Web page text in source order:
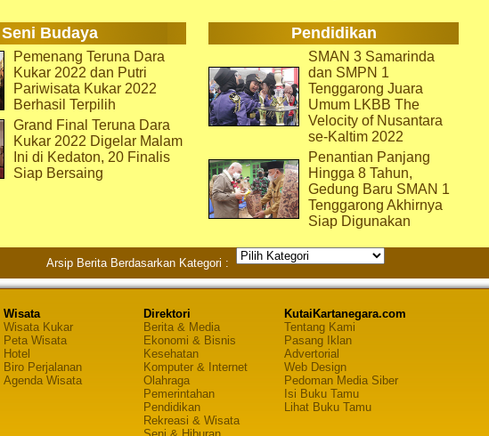
Seni Budaya Pendidikan
Pemenang Teruna Dara
Kukar 2022 dan Putri
Pariwisata Kukar 2022
Berhasil Terpilih
Grand Final Teruna Dara
Kukar 2022 Digelar Malam
Ini di Kedaton, 20 Finalis
Siap Bersaing
SMAN 3 Samarinda
dan SMPN 1
Tenggarong Juara
Umum LKBB The
Velocity of Nusantara
se-Kaltim 2022
Penantian Panjang
Hingga 8 Tahun,
Gedung Baru SMAN 1
Tenggarong Akhirnya
Siap Digunakan
Arsip Berita Berdasarkan Kategori :
Wisata
Wisata Kukar
Peta Wisata
Hotel
Biro Perjalanan
Agenda Wisata
Direktori
Berita & Media
Ekonomi & Bisnis
Kesehatan
Komputer & Internet
Olahraga
Pemerintahan
Pendidikan
Rekreasi & Wisata
KutaiKartanegara.com
Tentang Kami
Pasang Iklan
Advertorial
Web Design
Pedoman Media Siber
Isi Buku Tamu
Lihat Buku Tamu